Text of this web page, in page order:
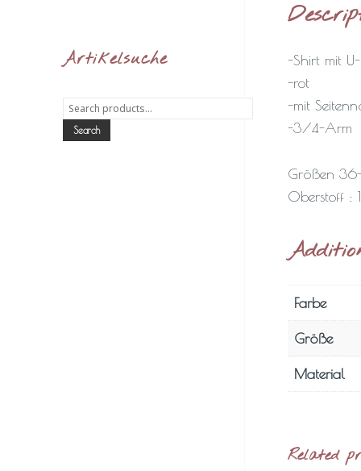
Artikelsuche
Search
for:
Search
-Shirt mit
-rot
-mit
-3/4-Arm
Größen
Oberstoff :
Farbe
Größe
Material
Related